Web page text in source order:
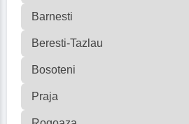
Barnesti
Beresti-Tazlau
Bosoteni
Praja